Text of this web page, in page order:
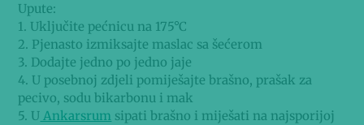
Upute:
1. Uključite pećnicu na 175°C
2. Pjenasto izmiksajte maslac sa šećerom
3. Dodajte jedno po jedno jaje
4. U posebnoj zdjeli pomiješajte brašno, prašak za
pecivo, sodu bikarbonu i mak
5. U Ankarsrum sipati brašno i miješati na najsporijoj